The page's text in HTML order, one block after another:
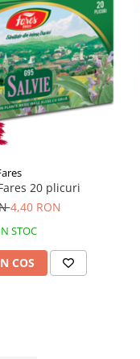
20 plicuri
4,40 RON
STOC
COS